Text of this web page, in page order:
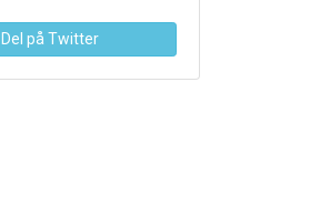
Del på Twitter